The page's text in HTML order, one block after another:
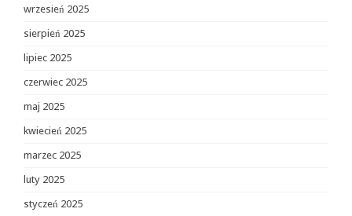
wrzesień 2025
sierpień 2025
lipiec 2025
czerwiec 2025
maj 2025
kwiecień 2025
marzec 2025
luty 2025
styczeń 2025